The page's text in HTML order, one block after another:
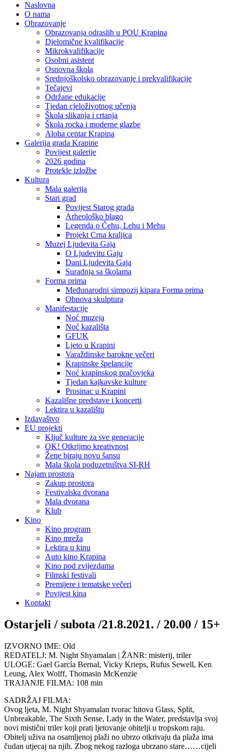
Naslovna
O nama
Obrazovanje
Obrazovanja odraslih u POU Krapina
Djelomične kvalifikacije
Mikrokvalifikacije
Osobni asistent
Osnovna škola
Srednjoškolsko obrazovanje i prekvalifikacije
Tečajevi
Održane edukacije
Tjedan cjeloživotnog učenja
Škola slikanja i crtanja
Škola rocka i moderne glazbe
Aloha centar Krapina
Galerija grada Krapine
Povijest galerije
2026 godina
Protekle izložbe
Kultura
Mala galerija
Stari grad
Povijest Starog grada
Arheološko blago
Legenda o Čehu, Lehu i Mehu
Projekt Crna kraljica
Muzej Ljudevita Gaja
O Ljudevitu Gaju
Dani Ljudevita Gaja
Suradnja sa školama
Forma prima
Međunarodni simpozij kipara Forma prima
Obnova skulptura
Manifestacije
Noć muzeja
Noć kazališta
GFUK
Ljeto u Krapini
Varaždinske barokne večeri
Krapinske špelancije
Noć krapinskog pračovjeka
Tjedan kajkavske kulture
Prosinac u Krapini
Kazališne predstave i koncerti
Lektira u kazalištu
Izdavaštvo
EU projekti
Ključ kulture za sve generacije
OK! Otkrijmo kreativnost
Žene biraju novu šansu
Mala škola poduzetništva SI-RH
Najam prostora
Zakup prostora
Festivalska dvorana
Mala dvorana
Klub
Kino
Kino program
Kino mreža
Lektira u kinu
Auto kino Krapina
Kino pod zvijezdama
Filmski festivali
Premijere i tematske večeri
Povijest kina
Kontakt
Ostarjeli / subota /21.8.2021. / 20.00 / 15+
IZVORNO IME: Old
REDATELJ: M. Night Shyamalan | ŽANR: misterij, triler
ULOGE: Gael García Bernal, Vicky Krieps, Rufus Sewell, Ken
Leung, Alex Wolff, Thomasin McKenzie
TRAJANJE FILMA: 108 min
SADRŽAJ FILMA:
Ovog ljeta, M. Night Shyamalan tvorac hitova Glass, Split,
Unbreakable, The Sixth Sense, Lady in the Water, predstavlja svoj
novi mistični triler koji prati ljetovanje obitelji u tropskom raju.
Obitelj uživa na osamljenoj plaži no ubrzo otkrivaju da plaža ima
čudan utjecaj na njih. Zbog nekog razloga ubrzano stare……cijeli